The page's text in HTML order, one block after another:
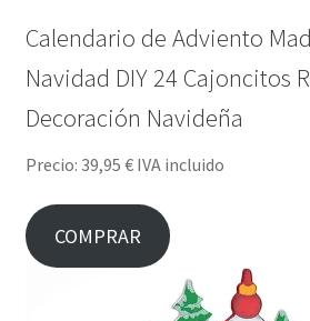
Calendario de Adviento
Navidad DIY 24 Cajoncitos
Decoración Navideña
Precio: 39,95 € IVA incluido
COMPRAR